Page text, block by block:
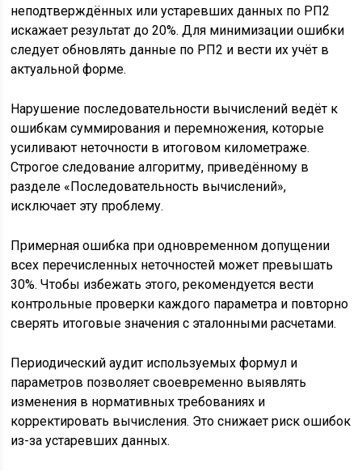
неподтверждённых или устаревших данных по РП2
искажает результат до 20%. Для минимизации ошибки
следует обновлять данные по РП2 и вести их учёт в
актуальной форме.
Нарушение последовательности вычислений ведёт к
ошибкам суммирования и перемножения, которые
усиливают неточности в итоговом километраже.
Строгое следование алгоритму, приведённому в
разделе «Последовательность вычислений»,
исключает эту проблему.
Примерная ошибка при одновременном допущении
всех перечисленных неточностей может превышать
30%. Чтобы избежать этого, рекомендуется вести
контрольные проверки каждого параметра и повторно
сверять итоговые значения с эталонными расчетами.
Периодический аудит используемых формул и
параметров позволяет своевременно выявлять
изменения в нормативных требованиях и
корректировать вычисления. Это снижает риск ошибок
из-за устаревших данных.